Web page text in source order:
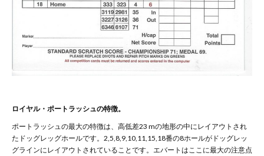
ロイヤル・ポートラッシュの特徴。
ポートラッシュの最大の特徴は、高低差23 mの地形の中にレイアウトされ
たドッグレッグホールです。2,5,8,9,10,11,15,18番の8ホールがドッグレッ
グラインにレイアウトされていることです。エバートはここに最大の注意点